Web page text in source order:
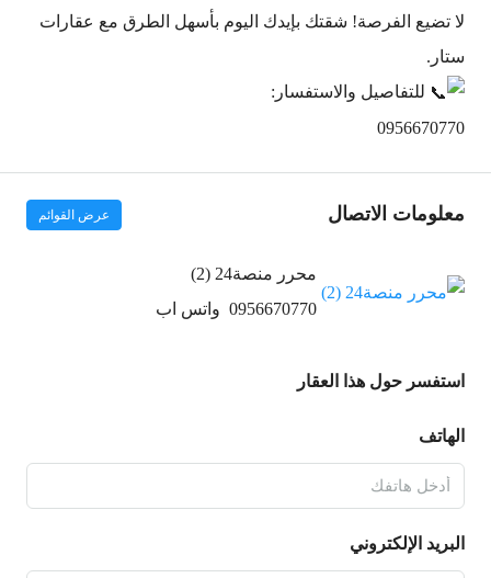
لا تضيع الفرصة! شقتك بإيدك اليوم بأسهل الطرق مع عقارات
ستار.
للتفاصيل والاستفسار:
0956670770
معلومات الاتصال عرض القوائم
محرر منصة24 (2)
0956670770 واتس اب
استفسر حول هذا العقار
الهاتف
البريد الإلكتروني